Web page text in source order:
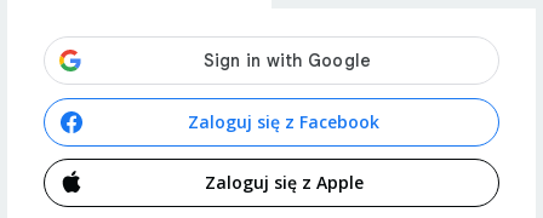
Zaloguj się z Facebook
Zaloguj się z Apple